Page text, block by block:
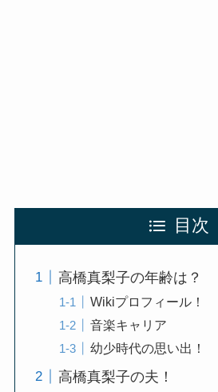
目次
高橋真梨子の年齢は？
Wikiプロフィール！
音楽キャリア
幼少時代の思い出！
高橋真梨子の夫！